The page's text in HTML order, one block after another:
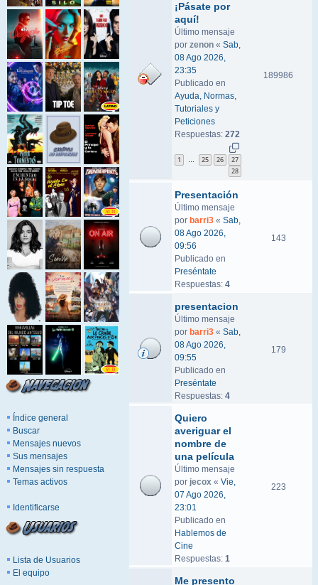
Índice general
Buscar
Mensajes nuevos
Sus mensajes
Mensajes sin respuesta
Temas activos
Identificarse
Lista de Usuarios
El equipo
¡Pásate por
aquí!
Último mensaje
por zenon « Sab,
08 Ago 2026,
23:35
Publicado en
Ayuda, Normas,
Tutoriales y
Peticiones
Respuestas: 272
1 25 26
27
28
189986
Presentación
Último mensaje
por barri3 « Sab,
08 Ago 2026,
09:56
Publicado en
Preséntate
Respuestas: 4
143
presentacion
Último mensaje
por barri3 « Sab,
08 Ago 2026,
09:55
Publicado en
Preséntate
Respuestas: 4
179
Quiero
averiguar el
nombre de
una película
Último mensaje
por jecox « Vie,
07 Ago 2026,
23:01
Publicado en
Hablemos de
Cine
Respuestas: 1
223
Me presento